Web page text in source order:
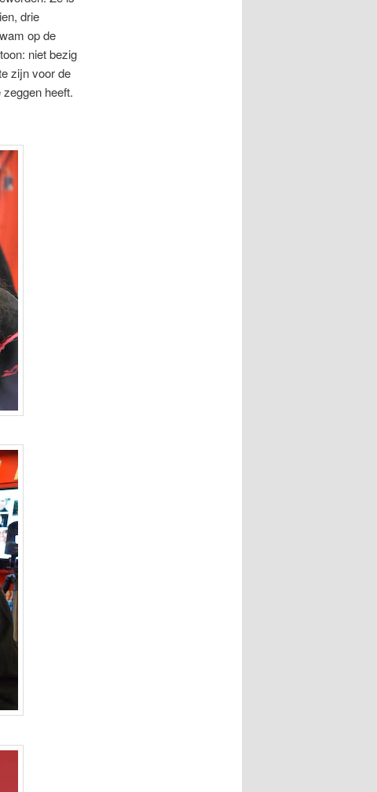
drie
op de
niet bezig
zijn voor de
heeft.